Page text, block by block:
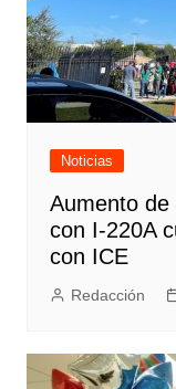
Noticias
Aumento de
con I-220A
con ICE
Redacción